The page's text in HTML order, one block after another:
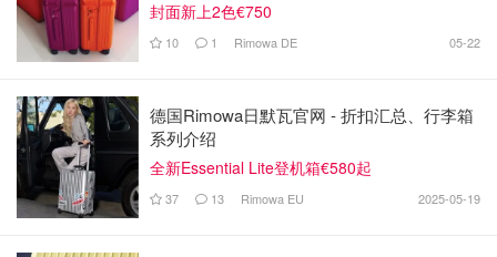
封面新上2色€750
10 1 Rimowa DE 05-22
德国Rimowa日默瓦官网 - 折扣汇总、行李箱
系列介绍
全新Essential Lite登机箱€580起
37 13 Rimowa EU 2025-05-19